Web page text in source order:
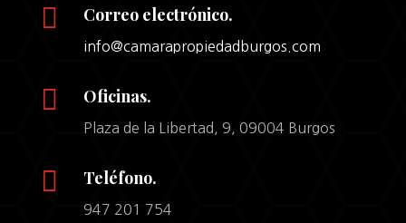
 Correo electrónico.
info@camarapropiedadburgos.com
 Oficinas.
Plaza de la Libertad, 9, 09004 Burgos
 Teléfono.
947 201 754